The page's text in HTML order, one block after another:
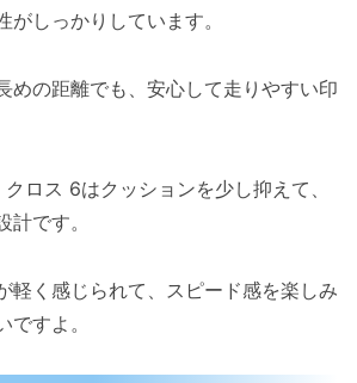
がしっかりしています。
めの距離でも、安心して走りやすい印
ロス 6はクッションを少し抑えて、
です。
軽く感じられて、スピード感を楽しみ
すよ。